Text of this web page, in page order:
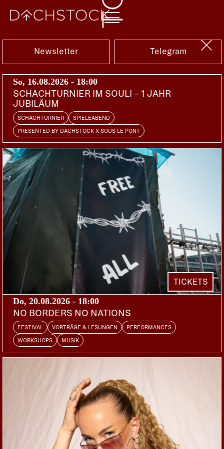
Sa, 28.06.2014
THE BRAVE BLACK SEA US | V2 for Europe
¡PENDEJO!
THEE IRMA AND LOUISE
DOORS: ABENDKASSE:
Brave Black Sea rekrutieren sich aus ehemaligen
Mitgliedern von QUEENS OF THE STONE
Gentlemen kompromissloser Rock’n’Roll ganz
sicher nicht fremd. In den späten 90ern haben
Sänger Damon Garrison, Gitarrist Chris Hale und
Drummer Alfredo Hernández zusammen bei John
Garcias Kyuss-Nachfolger Slo Burn gespielt.
Alfredo war zuvor schon auf dem letzten Kyuss-
Newsletter Telegram
So, 16.08.2026 - 18:00
SCHACHTURNIER IM SOULI – 1 JAHR
JUBILÄUM
SCHACHTURNIER SPIELEABEND
PRESENTED BY DACHSTOCK X SOUS LE PONT
TICKETS
Do, 20.08.2026 - 18:00
NO BORDERS NO NATIONS
FESTIVAL VORTRÄGE & LESUNGEN PERFORMANCES
WORKSHOPS MUSIK